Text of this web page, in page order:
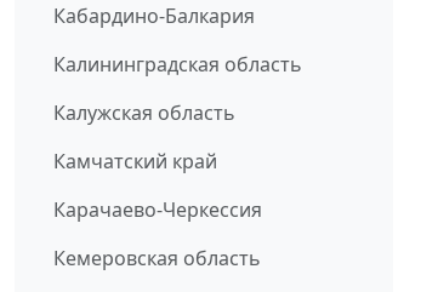
Кабардино-Балкария
Калининградская область
Калужская область
Камчатский край
Карачаево-Черкессия
Кемеровская область